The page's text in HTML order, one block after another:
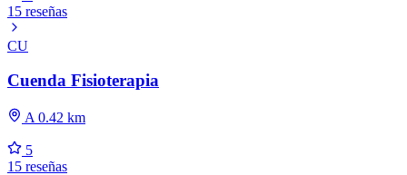
15 reseñas
CU
Cuenda Fisioterapia
A 0.42 km
5
15 reseñas